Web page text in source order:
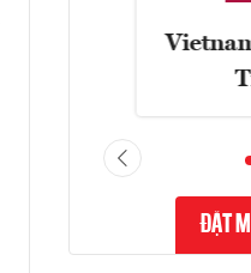
ĐẶT